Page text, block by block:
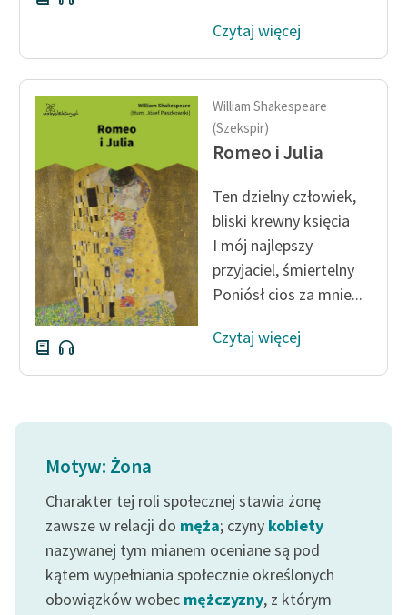
Czytaj więcej
William Shakespeare
(Szekspir)
Romeo i Julia
Ten dzielny człowiek,
bliski krewny księcia
I mój najlepszy
przyjaciel, śmiertelny
Poniósł cios za mnie...
Czytaj więcej
Motyw: Żona
Charakter tej roli społecznej stawia żonę
zawsze w relacji do męża; czyny kobiety
nazywanej tym mianem oceniane są pod
kątem wypełniania społecznie określonych
obowiązków wobec mężczyzny, z którym